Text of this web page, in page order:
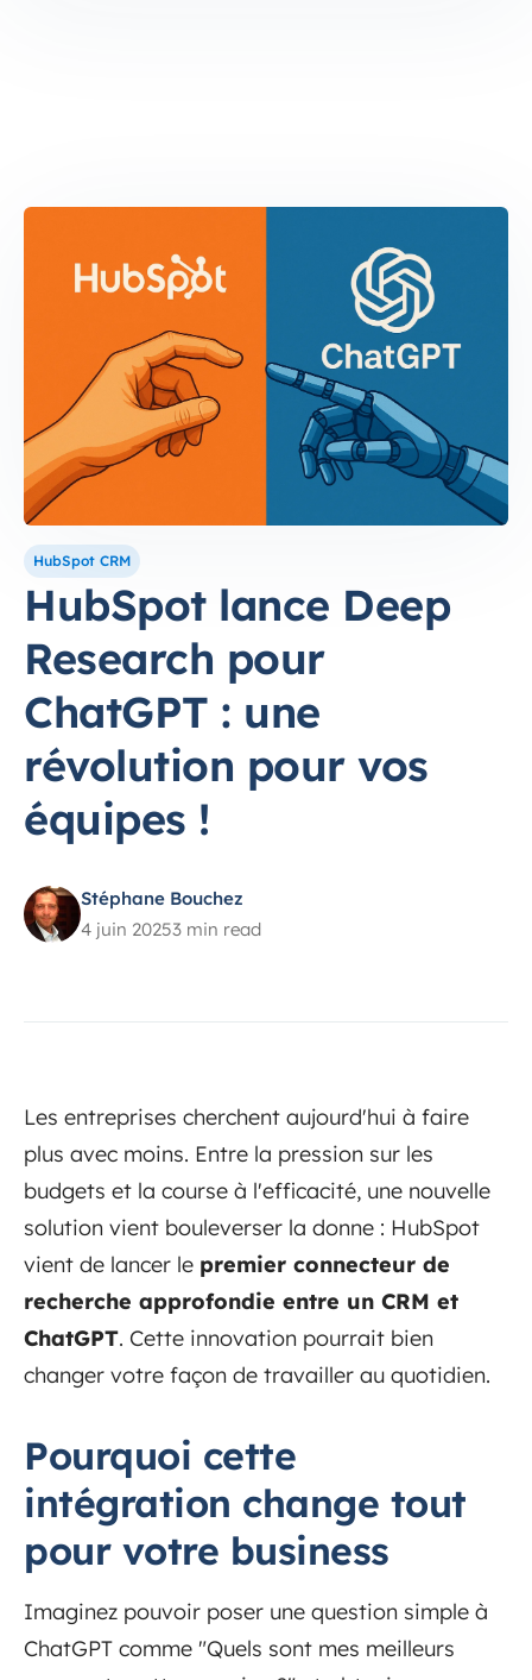
HubSpot CRM
HubSpot lance Deep
Research pour
ChatGPT : une
révolution pour vos
équipes !
Stéphane Bouchez
4 juin 20253 min read
Les entreprises cherchent aujourd'hui à faire
plus avec moins. Entre la pression sur les
budgets et la course à l'efficacité, une nouvelle
solution vient bouleverser la donne : HubSpot
vient de lancer le premier connecteur de
recherche approfondie entre un CRM et
ChatGPT. Cette innovation pourrait bien
changer votre façon de travailler au quotidien.
Pourquoi cette
intégration change tout
pour votre business
Imaginez pouvoir poser une question simple à
ChatGPT comme "Quels sont mes meilleurs